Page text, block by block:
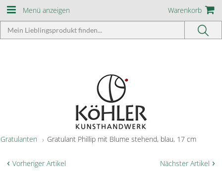
Menü anzeigen Warenkorb
Gratulanten Gratulant Phillip mit Blume stehend, blau, 17 cm
Nächster Artikel ›
‹ Vorheriger Artikel